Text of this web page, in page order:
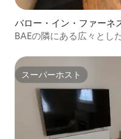
バロー・イン・ファーネ
BAEの隣にある広々とし
スーパーホスト
スーパーホスト